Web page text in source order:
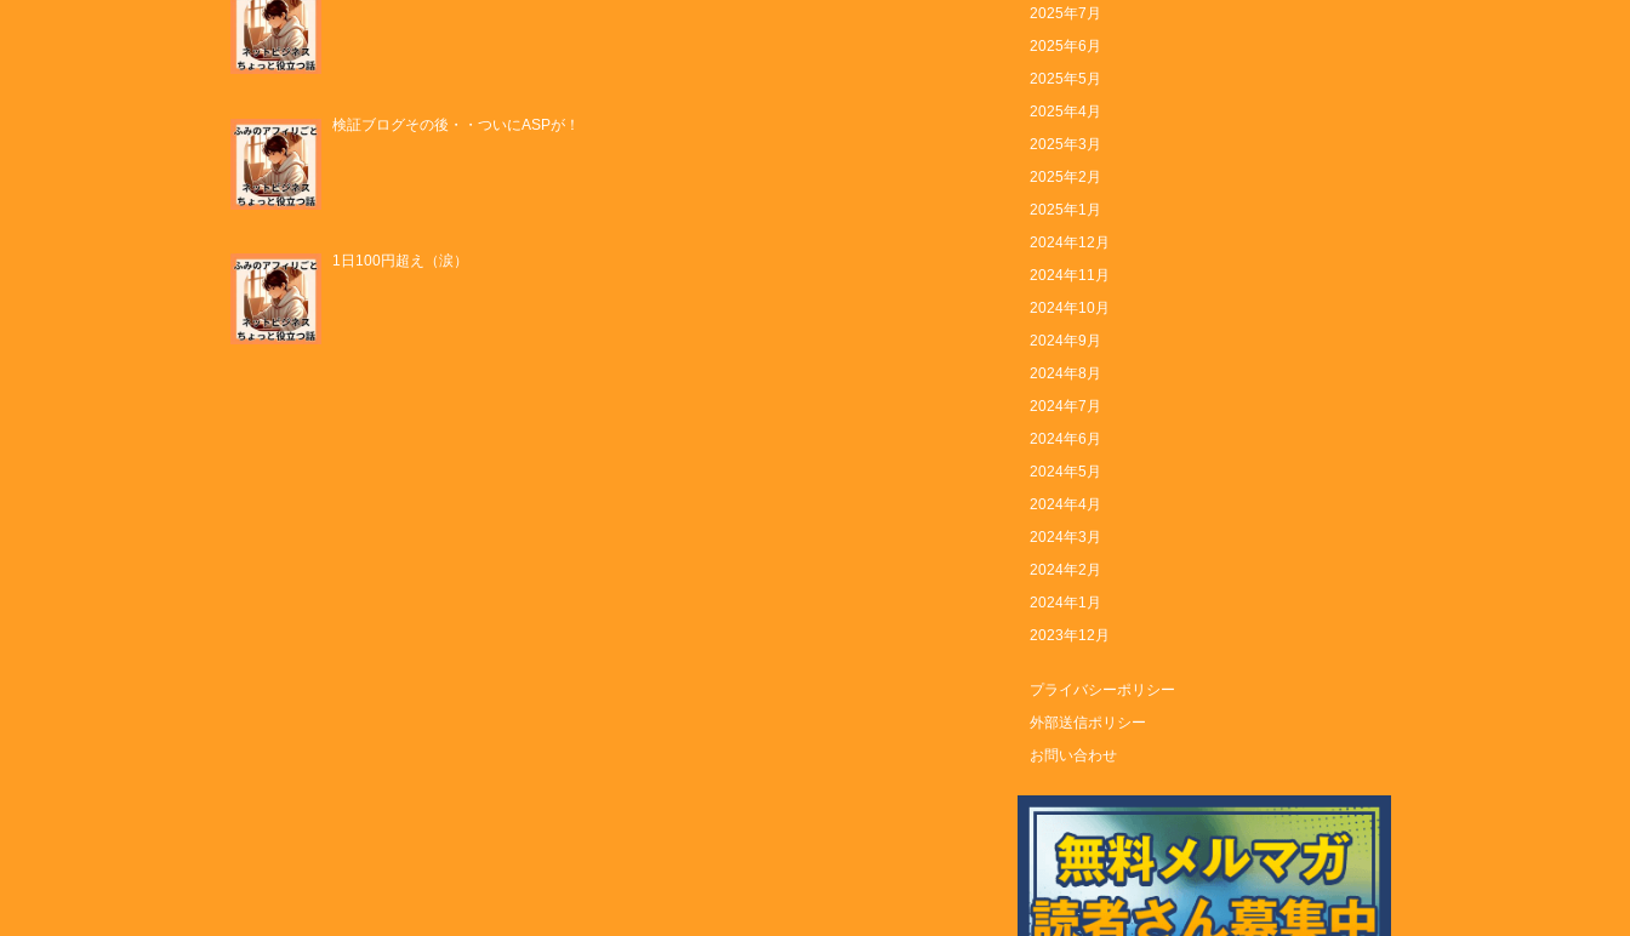
検証ブログその後・・ついにASPが！
1日100円超え（涙）
2025年7月
2025年6月
2025年5月
2025年4月
2025年3月
2025年2月
2025年1月
2024年12月
2024年11月
2024年10月
2024年9月
2024年8月
2024年7月
2024年6月
2024年5月
2024年4月
2024年3月
2024年2月
2024年1月
2023年12月
プライバシーポリシー
外部送信ポリシー
お問い合わせ